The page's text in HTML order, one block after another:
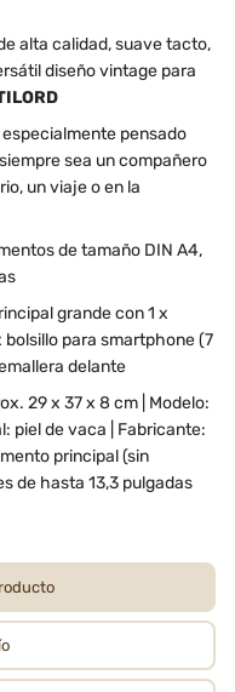
alta calidad, suave tacto,
diseño vintage para
pensado
sea un compañero
un viaje o en la
de tamaño DIN A4,
grande con 1 x
para smartphone (7
delante
29 x 37 x 8 cm | Modelo:
piel de vaca | Fabricante:
principal (sin
de hasta 13,3 pulgadas